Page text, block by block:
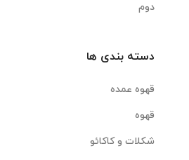
دوم
دسته بندی ها
قهوه عمده
قهوه
شکلات و کاکائو